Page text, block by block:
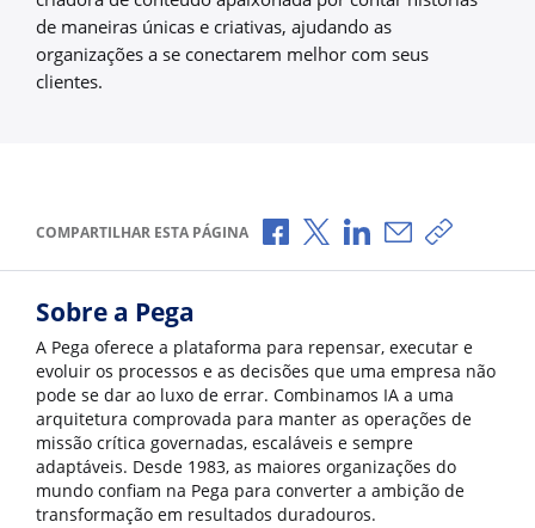
de maneiras únicas e criativas, ajudando as
organizações a se conectarem melhor com seus
clientes.
COMPARTILHAR ESTA PÁGINA Compartilhar no Facebook
Compartilhar no X
Compartilhar no
Compartilhar
Copiar
Sobre a Pega
A Pega oferece a plataforma para repensar, executar e
evoluir os processos e as decisões que uma empresa não
pode se dar ao luxo de errar. Combinamos IA a uma
arquitetura comprovada para manter as operações de
missão crítica governadas, escaláveis e sempre
adaptáveis. Desde 1983, as maiores organizações do
mundo confiam na Pega para converter a ambição de
transformação em resultados duradouros.